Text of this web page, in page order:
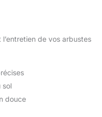
de vos arbustes
sol
douce